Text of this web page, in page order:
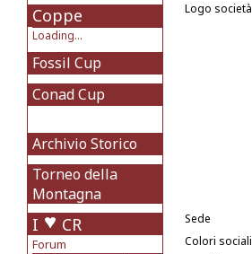
Coppe
Loading...
Fossil Cup
Conad Cup
Archivio Storico
Torneo della
Montagna
I CR
Forum
Logo società
Sede
Colori sociali